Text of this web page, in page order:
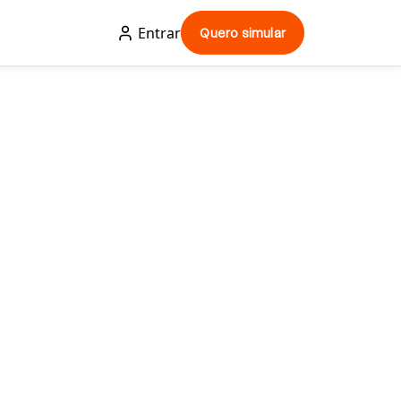
Entrar Quero simular